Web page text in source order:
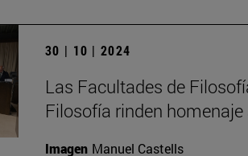
30 | 10 | 2024
Las Facultades de
Filosofía rinden
Imagen Manuel Castells